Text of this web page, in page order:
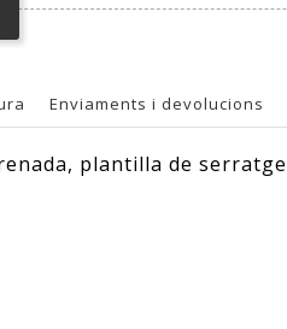
Enviaments i devolucions
plantilla de